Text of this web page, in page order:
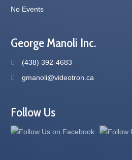
No Events
George Manoli Inc.
(438) 392-4683
gmanoli@videotron.ca
Follow Us